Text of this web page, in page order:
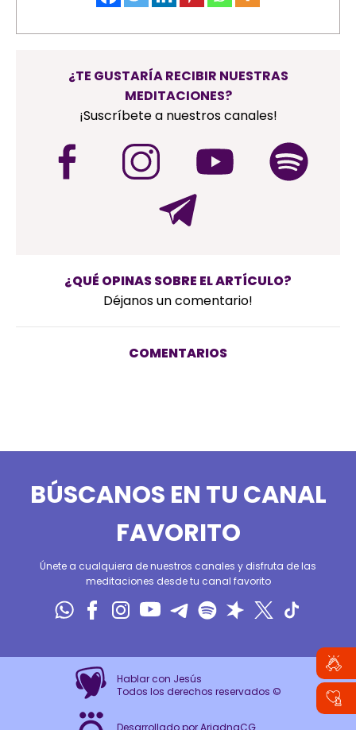
¿TE GUSTARÍA RECIBIR NUESTRAS
MEDITACIONES?
¡Suscríbete a nuestros canales!
¿QUÉ OPINAS SOBRE EL ARTÍCULO?
Déjanos un comentario!
COMENTARIOS
BÚSCANOS EN TU CANAL
FAVORITO
Únete a cualquiera de nuestros canales y disfruta de las
meditaciones desde tu canal favorito
Hablar con Jesús
Todos los derechos reservados ©
Desarrollado por AriadnaCG